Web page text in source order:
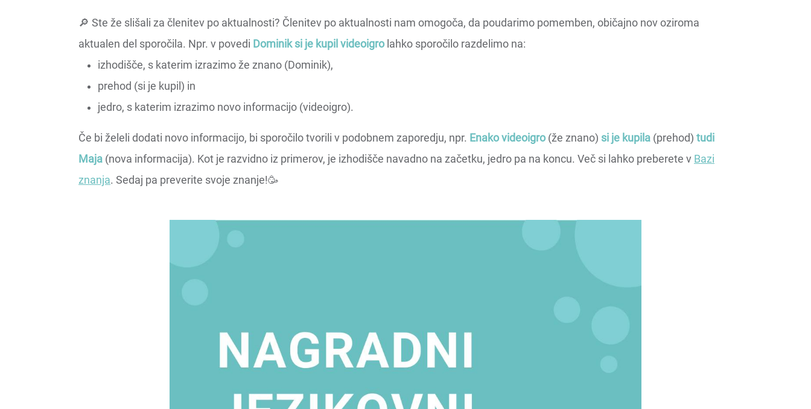
🔎 Ste že slišali za členitev po aktualnosti? Členitev po aktualnosti nam omogoča, da poudarimo pomemben, običajno nov oziroma
aktualen del sporočila. Npr. v povedi Dominik si je kupil videoigro lahko sporočilo razdelimo na:
izhodišče, s katerim izrazimo že znano (Dominik),
prehod (si je kupil) in
jedro, s katerim izrazimo novo informacijo (videoigro).
Če bi želeli dodati novo informacijo, bi sporočilo tvorili v podobnem zaporedju, npr. Enako videoigro (že znano) si je kupila (prehod) tudi
Maja (nova informacija). Kot je razvidno iz primerov, je izhodišče navadno na začetku, jedro pa na koncu. Več si lahko preberete v Bazi
znanja. Sedaj pa preverite svoje znanje!🥳